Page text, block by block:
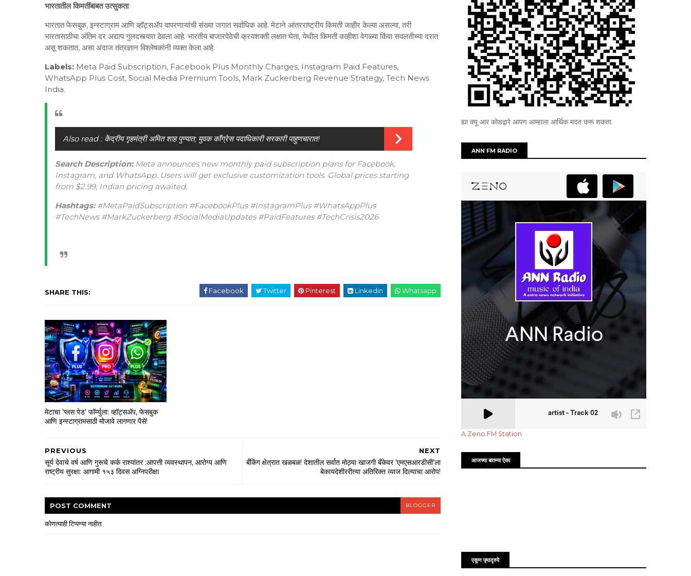
भारतातील किमतींबाबत उत्सुकता
भारतात फेसबुक, इन्स्टाग्राम आणि व्हॉट्सॲप वापरणाऱ्यांची संख्या जगात सर्वाधिक आहे. मेटाने आंतरराष्ट्रीय किमती जाहीर केल्या असल्या, तरी
भारतासाठीचा अंतिम दर अद्याप गुलदस्त्यात ठेवला आहे. भारतीय बाजारपेठेची क्रयशक्ती लक्षात घेता, येथील किमती काहीशा वेगळ्या किंवा सवलतीच्या दरात
असू शकतात, असा अंदाज तंत्रज्ञान विश्लेषकांनी व्यक्त केला आहे.
Labels: Meta Paid Subscription, Facebook Plus Monthly Charges, Instagram Paid Features,
WhatsApp Plus Cost, Social Media Premium Tools, Mark Zuckerberg Revenue Strategy, Tech News
India.
Also read : केंद्रीय गृहमंत्री अमित शाह पुण्यात; युवक काँग्रेस पदाधिकारी सरकारी पाहुणचारात!
Search Description:Meta announces new monthly paid subscription plans for Facebook,
Instagram, and WhatsApp. Users will get exclusive customization tools. Global prices starting
from $2.99, Indian pricing awaited.
Hashtags:#MetaPaidSubscription #FacebookPlus #InstagramPlus #WhatsAppPlus
#TechNews #MarkZuckerberg #SocialMediaUpdates #PaidFeatures #TechCrisis2026
SHARE THIS: Facebook Twitter Pinterest Linkedin Whatsapp
मेटाचा 'प्लस पेड' फॉर्म्युला: व्हॉट्सॲप, फेसबुक
आणि इन्स्टाग्रामसाठी मोजावे लागणार पैसे!
NEXT
बँकिंग क्षेत्रात खळबळ! देशातील सर्वात मोठ्या खाजगी बँकेवर 'एमएसआरडीसी'ला
बेकायदेशीररीत्या अतिरिक्त व्याज दिल्याचा आरोप!
PREVIOUS
सूर्य देवाचे वर्ष आणि गुरूचे कर्क राश्यांतर :आपत्ती व्यवस्थापन, आरोग्य आणि
राष्ट्रीय सुरक्षा: आगामी १५३ दिवस अग्निपरीक्षा
POST COMMENT BLOGGER
कोणत्याही टिप्पण्‍या नाहीत:
ह्या क्यू आर कोडद्वारे आपण आम्हाला आर्थिक मदत करू शकता.
ANN FM RADIO
A Zeno.FM Station
आजच्या बातम्या ऐका
एकूण पृष्ठदृश्ये